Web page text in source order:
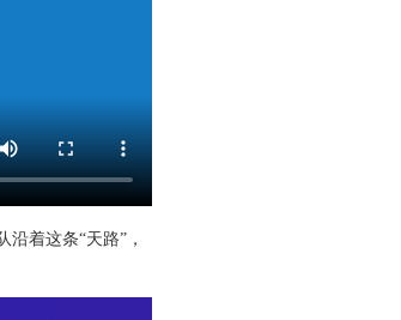
着这条“天路”，